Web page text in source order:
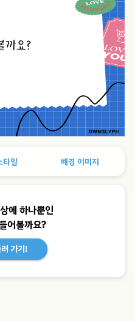
타일 배경 이미지
에 하나뿐인
어볼까요?
가기!